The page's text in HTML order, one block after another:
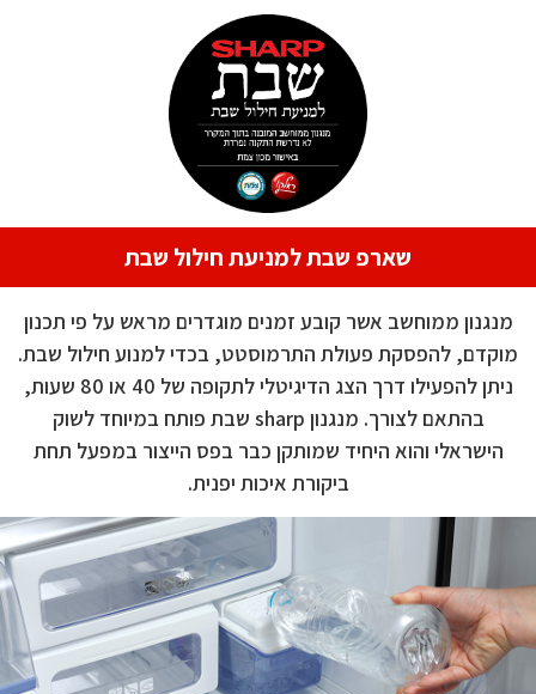
שארפ שבת למניעת חילול שבת
מנגנון ממוחשב אשר קובע זמנים מוגדרים מראש על פי תכנון
מוקדם, להפסקת פעולת התרמוסטט, בכדי למנוע חילול שבת.
ניתן להפעילו דרך הצג הדיגיטלי לתקופה של 40 או 80 שעות,
בהתאם לצורך. מנגנון sharp שבת פותח במיוחד לשוק
הישראלי והוא היחיד שמותקן כבר בפס הייצור במפעל תחת
ביקורת איכות יפנית.